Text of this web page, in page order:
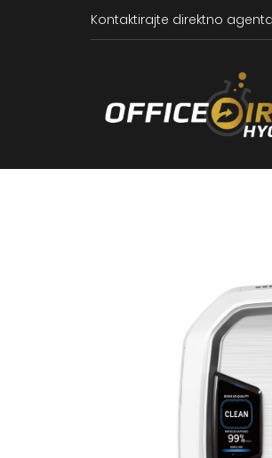
Kontaktirajte direktno